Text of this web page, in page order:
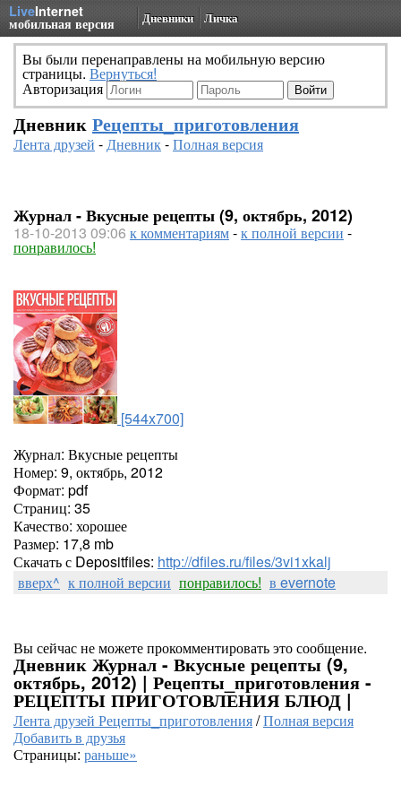
LiveInternet
мобильная версия Дневники Личка
Вы были перенаправлены на мобильную версию
страницы. Вернуться!
Авторизация
Дневник Рецепты_приготовления
Лента друзей -Дневник-Полная версия
Журнал - Вкусные рецепты (9, октябрь, 2012)
18-10-2013 09:06 к комментариям-к полной версии -
понравилось!
[544x700]
Журнал: Вкусные рецепты
Номер: 9, октябрь, 2012
Формат: pdf
Страниц: 35
Качество: хорошее
Размер: 17,8 mb
Скачать с Depositfiles: http://dfiles.ru/files/3vi1xkalj
вверх^ к полной версии понравилось! в evernote
Вы сейчас не можете прокомментировать это сообщение.
Дневник Журнал - Вкусные рецепты (9,
октябрь, 2012) | Рецепты_приготовления -
РЕЦЕПТЫ ПРИГОТОВЛЕНИЯ БЛЮД |
Лента друзей Рецепты_приготовления/Полная версия
Добавить в друзья
Страницы: раньше»